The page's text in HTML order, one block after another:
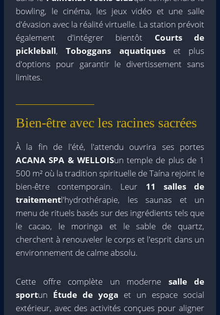
bowling, le cinéma, les jeux vidéo et une salle
d'évasion avec la réalité virtuelle. La station prévoit
également d'intégrer bientôt Courts de
pickleball,Toboggans aquatiqueset plus
d'options pour garantir le divertissement sans
limites.
Bien-être avec les racines sacrées
À la fin de l'été, l'attendu ouvrira ses portes
ACANA SPA & WELLOISun temple de plus de 1
500 m² où la tradition spirituelle de Taína rejoint le
bien-être contemporain. Leur 11 salles de
traitementl'hydrothérapie, les saunas et un
menu de rituels basés sur des ingrédients tels que
le cacao, le moringa et le sable de quartz,
cherchent à renouveler le corps et l'esprit dans un
environnement de calme absolu.
Cette offre complète un moderne salle de
sportun Étude de yoga et un espace social
extérieur, avec des activités conçues pour aligner